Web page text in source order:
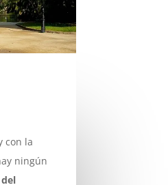
con la
ningún